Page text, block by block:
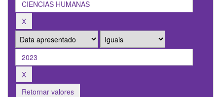
Retornar valores